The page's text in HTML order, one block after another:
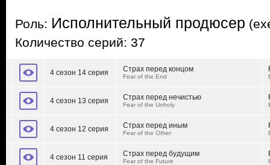
Роль: Исполнительный продюсер
Количество серий: 37
4 сезон 14 серия Страх перед концом
Fear of the End
4 сезон 13 серия Страх перед нечистью
Fear of the Unholy
4 сезон 12 серия Страх перед иным
Fear of the Other
4 сезон 11 серия Страх перед будущим
Fear of the Future